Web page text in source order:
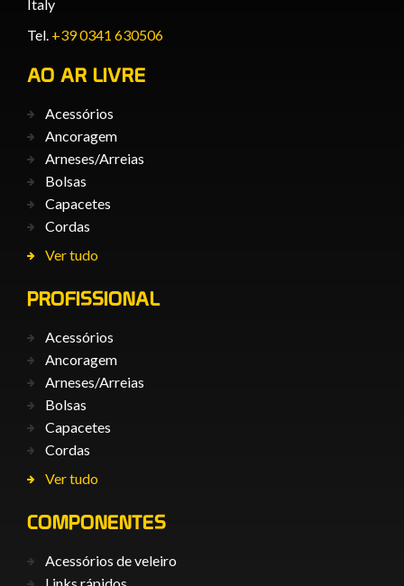
Italy
Tel. +39 0341 630506
AO AR LIVRE
Acessórios
Ancoragem
Arneses/Arreias
Bolsas
Capacetes
Cordas
Ver tudo
PROFISSIONAL
Acessórios
Ancoragem
Arneses/Arreias
Bolsas
Capacetes
Cordas
Ver tudo
COMPONENTES
Acessórios de veleiro